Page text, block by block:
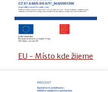
EU - Místo kde žijeme